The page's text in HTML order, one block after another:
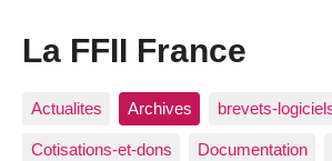
La FFII France
Actualites Archives brevets-
Cotisations-et-dons Documentation